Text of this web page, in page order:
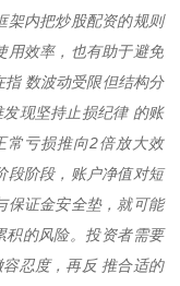
架内把炒股配资的规则
用效率，也有助于避免
数波动受限但结构分
现坚持止损纪律 的账
常亏损推向2倍放大效
段阶段，账户净值对短
保证金安全垫，就可能
积的风险。投资者需要
忍度，再反 推合适的